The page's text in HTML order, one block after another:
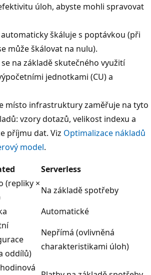
úloh, abyste mohli spravovat
automaticky škáluje s poptávkou (při
může škálovat na nulu).
na základě skutečného využití
jednotkami (CU) a
místo infrastruktury zaměřuje na tyto
vzory dotazů, velikost indexu a
příjmu dat. Viz Optimalizace nákladů
model.
Serverless
(repliky ×
Na základě spotřeby
Automatické
oddílů)
Nepřímá (ovlivněná
charakteristikami úloh)